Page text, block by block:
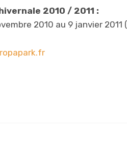
2010 / 2011 :
2010 au 9 janvier